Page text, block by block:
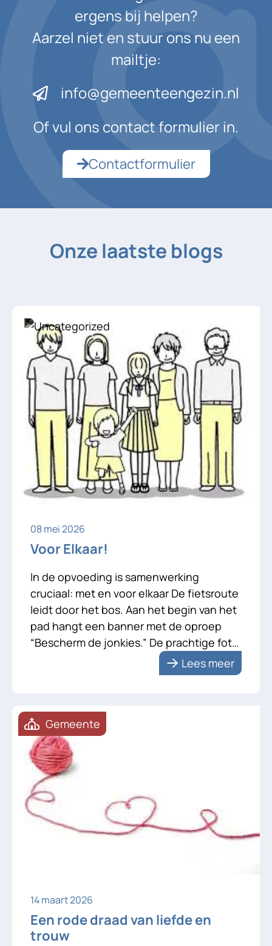
ergens bij helpen?
Aarzel niet en stuur ons nu een
mailtje:
info@gemeenteengezin.nl
Of vul ons contact formulier in.
Contactformulier
Onze laatste blogs
08 mei 2026
Voor Elkaar!
In de opvoeding is samenwerking
cruciaal: met en voor elkaar De fietsroute
leidt door het bos. Aan het begin van het
pad hangt een banner met de oproep
“Bescherm de jonkies.” De prachtige foto
van een reekalfje met zijn moeder
benadrukt de boodschap. De tekst zet
om samenwerking; met […]
Lees meer
Gemeente
14 maart 2026
Een rode draad van liefde en
trouw